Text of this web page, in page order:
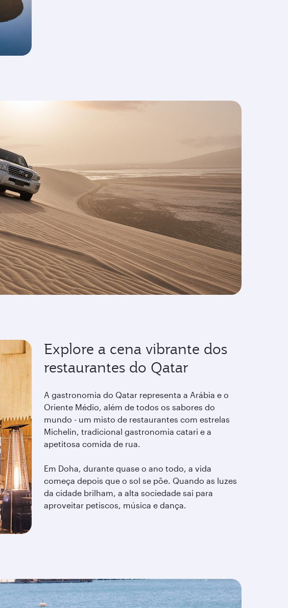
Explore a cena vibrante dos
restaurantes do Qatar
A gastronomia do Qatar representa a Arábia e o
Oriente Médio, além de todos os sabores do
mundo - um misto de restaurantes com estrelas
Michelin, tradicional gastronomia catari e a
apetitosa comida de rua.
Em Doha, durante quase o ano todo, a vida
começa depois que o sol se põe. Quando as luzes
da cidade brilham, a alta sociedade sai para
aproveitar petiscos, música e dança.